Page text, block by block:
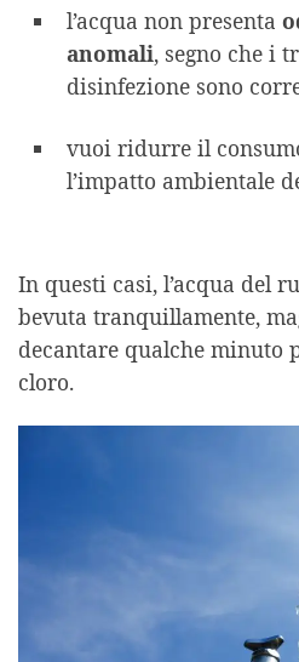
l’acqua non presenta
anomali, segno che i
disinfezione sono
vuoi ridurre il
l’impatto ambientale
In questi casi, l’acqua del
bevuta tranquillamente,
decantare qualche minuto
cloro.